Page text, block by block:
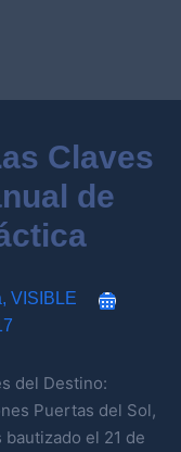
Claves
de
, VISIBLE
del Destino:
Puertas del Sol,
el 21 de